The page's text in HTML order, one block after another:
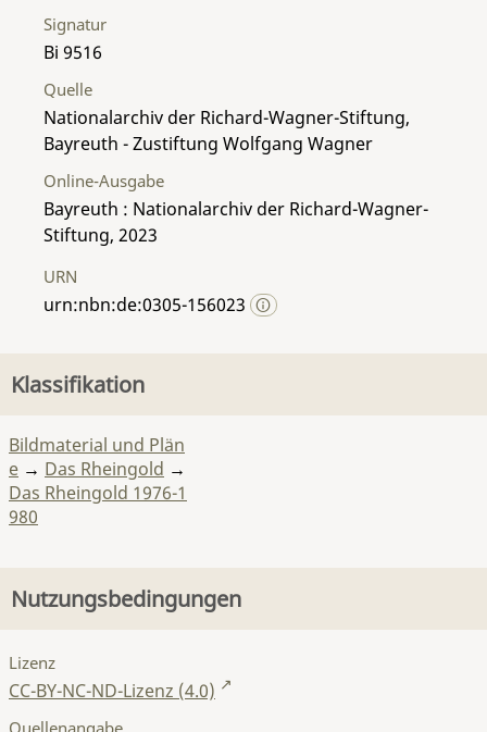
Signatur
Bi 9516
Quelle
Nationalarchiv der Richard-Wagner-Stiftung,
Bayreuth - Zustiftung Wolfgang Wagner
Online-Ausgabe
Bayreuth : Nationalarchiv der Richard-Wagner-
Stiftung, 2023
URN
urn:nbn:de:0305-156023
Klassifikation
Bildmaterial und Plän
e → Das Rheingold →
Das Rheingold 1976-1
980
Nutzungsbedingungen
Lizenz
CC-BY-NC-ND-Lizenz (4.0)
Quellenangabe